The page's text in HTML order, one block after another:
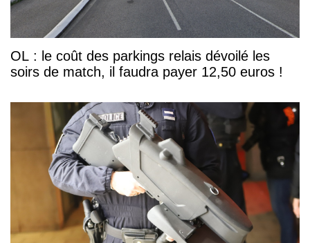
OL : le coût des parkings relais dévoilé les
soirs de match, il faudra payer 12,50 euros !